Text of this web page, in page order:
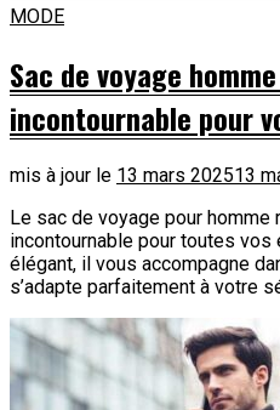
MODE
Sac de voyage
incontournable pour
mis à jour le 13 mars 202513
Le sac de voyage pour
incontournable pour toutes
élégant, il vous accompagne
s’adapte parfaitement à votre